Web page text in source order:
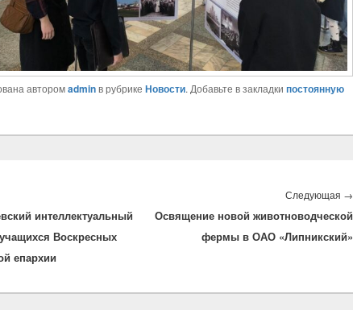
авторомadminв рубрике Новости. Добавьте в закладки постоянную
запись:интеллектуальный
Воскресных
епархии
Следующая →
Освящение новой животноводческой
фермы в ОАО «Липникский»